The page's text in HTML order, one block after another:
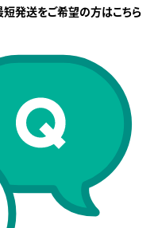
発送をご希望の方はこちら